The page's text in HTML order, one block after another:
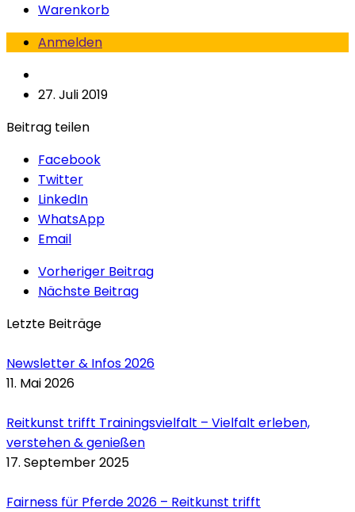
Warenkorb
Anmelden
27. Juli 2019
Beitrag teilen
Facebook
Twitter
LinkedIn
WhatsApp
Email
Vorheriger Beitrag
Nächste Beitrag
Letzte Beiträge
Newsletter & Infos 2026
11. Mai 2026
Reitkunst trifft Trainingsvielfalt – Vielfalt erleben,
verstehen & genießen
17. September 2025
Fairness für Pferde 2026 – Reitkunst trifft